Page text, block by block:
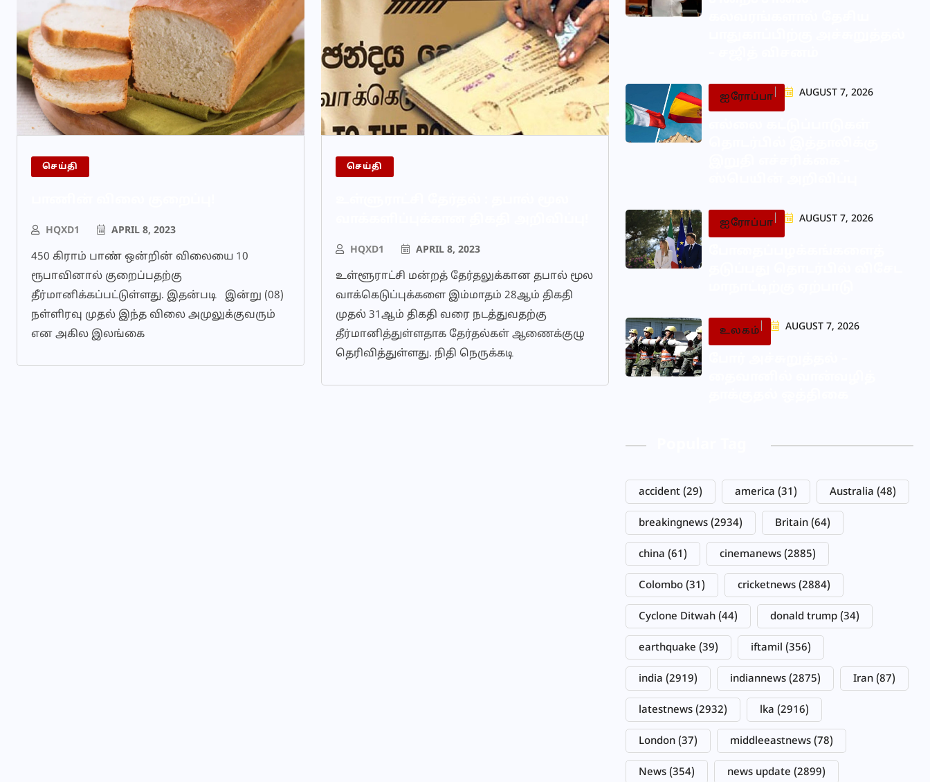
செய்தி
HQXD1 APRIL 8, 2023
450 கிராம் பாண் ஒன்றின் விலையை 10
ரூபாவினால் குறைப்பதற்கு
தீர்மானிக்கப்பட்டுள்ளது. இதன்படி இன்று (08)
நள்ளிரவு முதல் இந்த விலை அமுலுக்குவரும்
என அகில இலங்கை
செய்தி
HQXD1 APRIL 8, 2023
உள்ளூராட்சி மன்றத் தேர்தலுக்கான தபால் மூல
வாக்கெடுப்புக்களை இம்மாதம் 28ஆம் திகதி
முதல் 31ஆம் திகதி வரை நடத்துவதற்கு
தீர்மானித்துள்ளதாக தேர்தல்கள் ஆணைக்குழு
தெரிவித்துள்ளது. நிதி நெருக்கடி
ஐரோப்பா AUGUST 7, 2026
ஐரோப்பா AUGUST 7, 2026
உலகம் AUGUST 7, 2026
accident (29) america (31) Australia (48)
breakingnews (2934) Britain (64)
china (61) cinemanews (2885)
Colombo (31) cricketnews (2884)
Cyclone Ditwah (44) donald trump (34)
earthquake (39) iftamil (356)
india (2919) indiannews (2875) Iran (87)
latestnews (2932) lka (2916)
London (37) middleeastnews (78)
News (354) news update (2899)